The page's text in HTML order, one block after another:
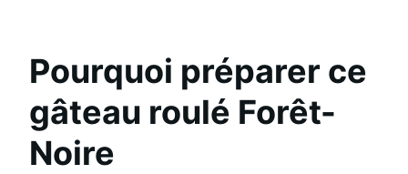
Pourquoi préparer ce
gâteau roulé Forêt-
Noire